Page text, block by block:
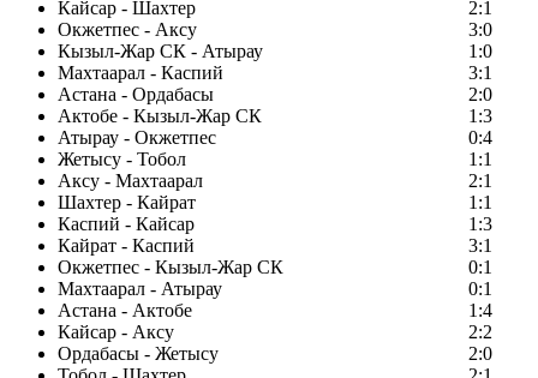
Кайсар - Шахтер
2:1
Окжетпес - Аксу
3:0
Кызыл-Жар СК - Атырау
1:0
Махтаарал - Каспий
3:1
Астана - Ордабасы
2:0
Актобе - Кызыл-Жар СК
1:3
Атырау - Окжетпес
0:4
Жетысу - Тобол
1:1
Аксу - Махтаарал
2:1
Шахтер - Кайрат
1:1
Каспий - Кайсар
1:3
Кайрат - Каспий
3:1
Окжетпес - Кызыл-Жар СК
0:1
Махтаарал - Атырау
0:1
Астана - Актобе
1:4
Кайсар - Аксу
2:2
Ордабасы - Жетысу
2:0